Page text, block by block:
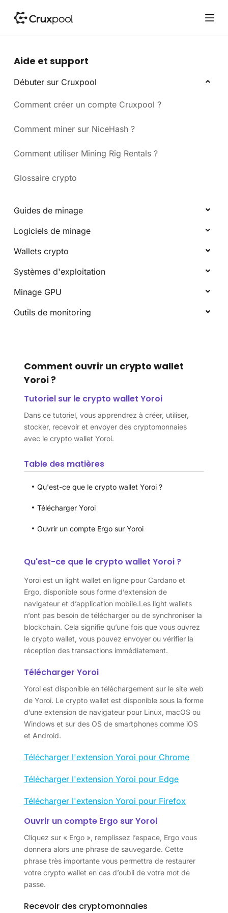
s
Aide et support
Débuter sur Cruxpool
Comment créer un compte Cruxpool ?
Comment miner sur NiceHash ?
Comment utiliser Mining Rig Rentals ?
Glossaire crypto
Guides de minage
Logiciels de minage
Wallets crypto
Systèmes d'exploitation
Minage GPU
Outils de monitoring
Comment ouvrir un crypto wallet
Yoroi ?
Tutoriel sur le crypto wallet Yoroi
Dans ce tutoriel, vous apprendrez à créer, utiliser,
stocker, recevoir et envoyer des cryptomonnaies
avec le crypto wallet Yoroi.
Table des matières
Qu'est-ce que le crypto wallet Yoroi ?
Télécharger Yoroi
Ouvrir un compte Ergo sur Yoroi
Qu'est-ce que le crypto wallet Yoroi ?
Yoroi est un light wallet en ligne pour Cardano et
Ergo, disponible sous forme d’extension de
navigateur et d’application mobile.Les light wallets
n’ont pas besoin de télécharger ou de synchroniser la
blockchain. Cela signifie qu’une fois que vous ouvrez
le crypto wallet, vous pouvez envoyer ou vérifier la
réception des transactions immédiatement.
Télécharger Yoroi
Yoroi est disponible en téléchargement sur le site web
de Yoroi. Le crypto wallet est disponible sous la forme
d’une extension de navigateur pour Linux, macOS ou
Windows et sur des OS de smartphones comme iOS
et Android.
Télécharger l'extension Yoroi pour Chrome
Télécharger l'extension Yoroi pour Edge
Télécharger l'extension Yoroi pour Firefox
Ouvrir un compte Ergo sur Yoroi
Cliquez sur « Ergo », remplissez l’espace, Ergo vous
donnera alors une phrase de sauvegarde. Cette
phrase très importante vous permettra de restaurer
votre crypto wallet en cas d’oubli de votre mot de
passe.
Recevoir des cryptomonnaies